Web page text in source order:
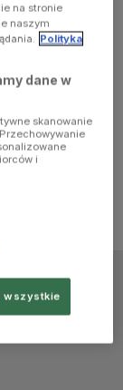
na stronie
naszym
Polityka
dane w
skanowanie
i
wszystkie